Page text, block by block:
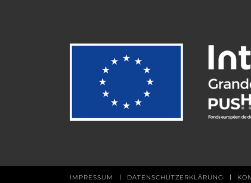
IMPRESSUM | DATENSCHUTZERKLÄRUNG |